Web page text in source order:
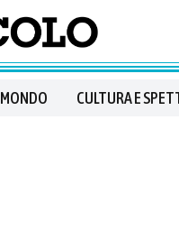
MONDO CULTURA E